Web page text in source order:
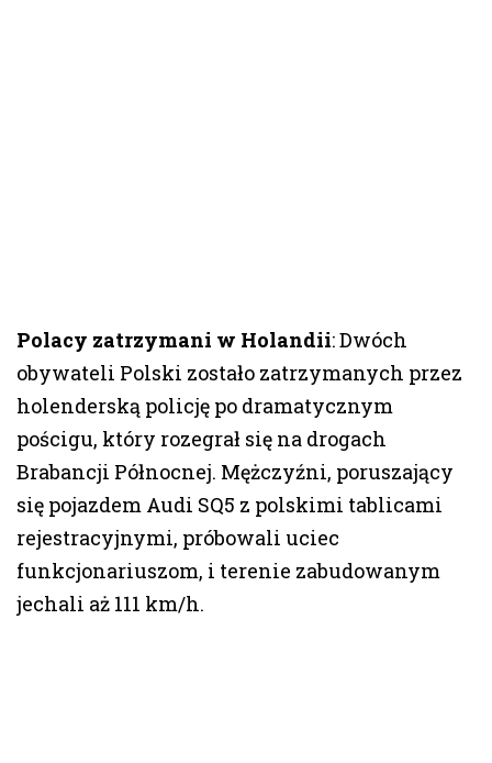
Polacy zatrzymani w Holandii: Dwóch
obywateli Polski zostało zatrzymanych przez
holenderską policję po dramatycznym
pościgu, który rozegrał się na drogach
Brabancji Północnej. Mężczyźni, poruszający
się pojazdem Audi SQ5 z polskimi tablicami
rejestracyjnymi, próbowali uciec
funkcjonariuszom, i terenie zabudowanym
jechali aż 111 km/h.